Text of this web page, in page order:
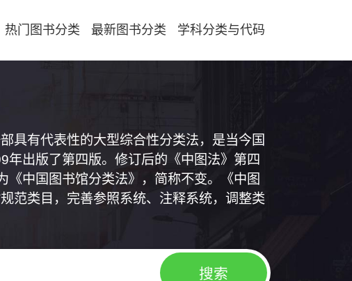
热门图书分类 最新图书分类 学科分类与代码
具有代表性的大型综合性分类法，是当今国
出版了第四版。修订后的《中图法》第四
《中国图书馆分类法》，简称不变。《中图
范类目，完善参照系统、注释系统，调整类